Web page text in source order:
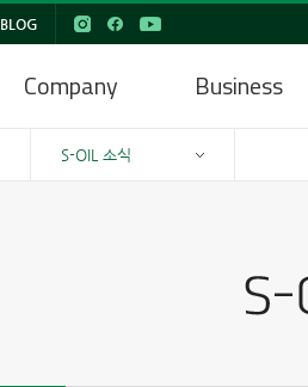
BLOG
Company Business
S-OIL 소식